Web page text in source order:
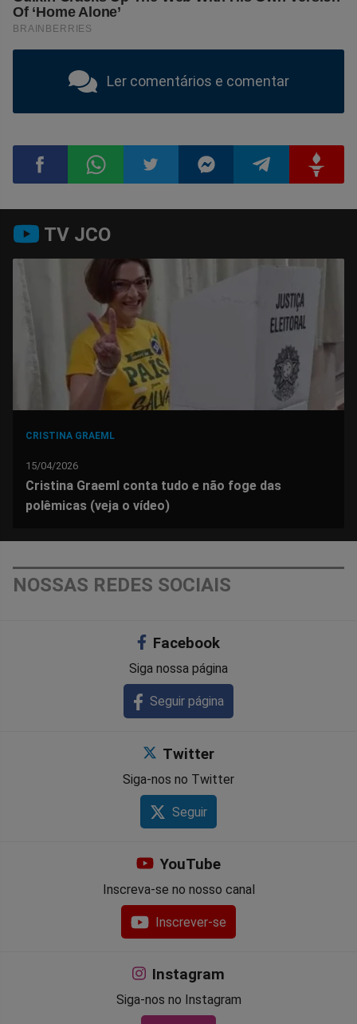
Ler comentários e comentar
no
Facebook
no
Whatsapp
no
Twitter
no
no
Telegram
no
Gettr
TV JCO
CRISTINA GRAEML
15/04/2026
Cristina Graeml conta tudo e não foge das
polêmicas (veja o vídeo)
NOSSAS REDES SOCIAIS
Facebook
Siga nossa página
Seguir página
Twitter
Siga-nos no Twitter
Seguir
YouTube
Inscreva-se no nosso canal
Inscrever-se
Instagram
Siga-nos no Instagram